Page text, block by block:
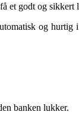
godt og sikkert
og
banken lukker.